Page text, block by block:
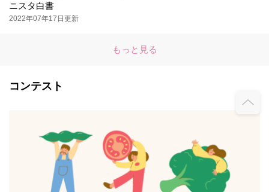
ニスタ白書
2022年07年17日更新
もっと見る
コンテスト